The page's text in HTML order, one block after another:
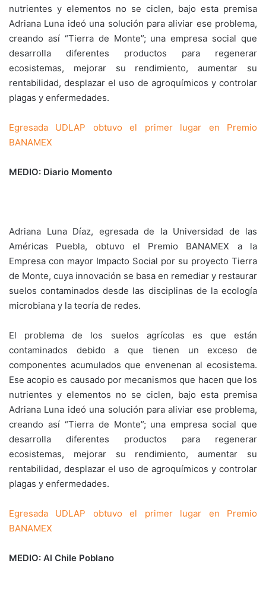
nutrientes y elementos no se ciclen, bajo esta premisa
Adriana Luna ideó una solución para aliviar ese problema,
creando así “Tierra de Monte”; una empresa social que
desarrolla diferentes productos para regenerar
ecosistemas, mejorar su rendimiento, aumentar su
rentabilidad, desplazar el uso de agroquímicos y controlar
plagas y enfermedades.
Egresada UDLAP obtuvo el primer lugar en Premio
BANAMEX
MEDIO: Diario Momento
Adriana Luna Díaz, egresada de la Universidad de las
Américas Puebla, obtuvo el Premio BANAMEX a la
Empresa con mayor Impacto Social por su proyecto Tierra
de Monte, cuya innovación se basa en remediar y restaurar
suelos contaminados desde las disciplinas de la ecología
microbiana y la teoría de redes.
El problema de los suelos agrícolas es que están
contaminados debido a que tienen un exceso de
componentes acumulados que envenenan al ecosistema.
Ese acopio es causado por mecanismos que hacen que los
nutrientes y elementos no se ciclen, bajo esta premisa
Adriana Luna ideó una solución para aliviar ese problema,
creando así “Tierra de Monte”; una empresa social que
desarrolla diferentes productos para regenerar
ecosistemas, mejorar su rendimiento, aumentar su
rentabilidad, desplazar el uso de agroquímicos y controlar
plagas y enfermedades.
Egresada UDLAP obtuvo el primer lugar en Premio
BANAMEX
MEDIO: Al Chile Poblano